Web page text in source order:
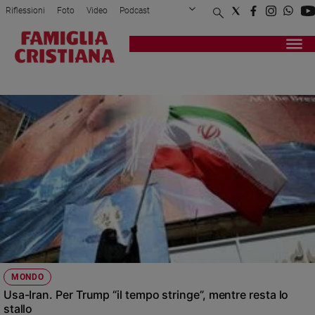
Attualità
Politica
Mondo
Economia
e
giustizia
Sport
Interviste
Papa
Papa
Riflessioni Foto Video Podcast
Privacy Policy Chi siamo
Registrati Redazione
MONDO
Usa-Iran. Per Trump “il tempo stringe”, mentre resta lo
stallo